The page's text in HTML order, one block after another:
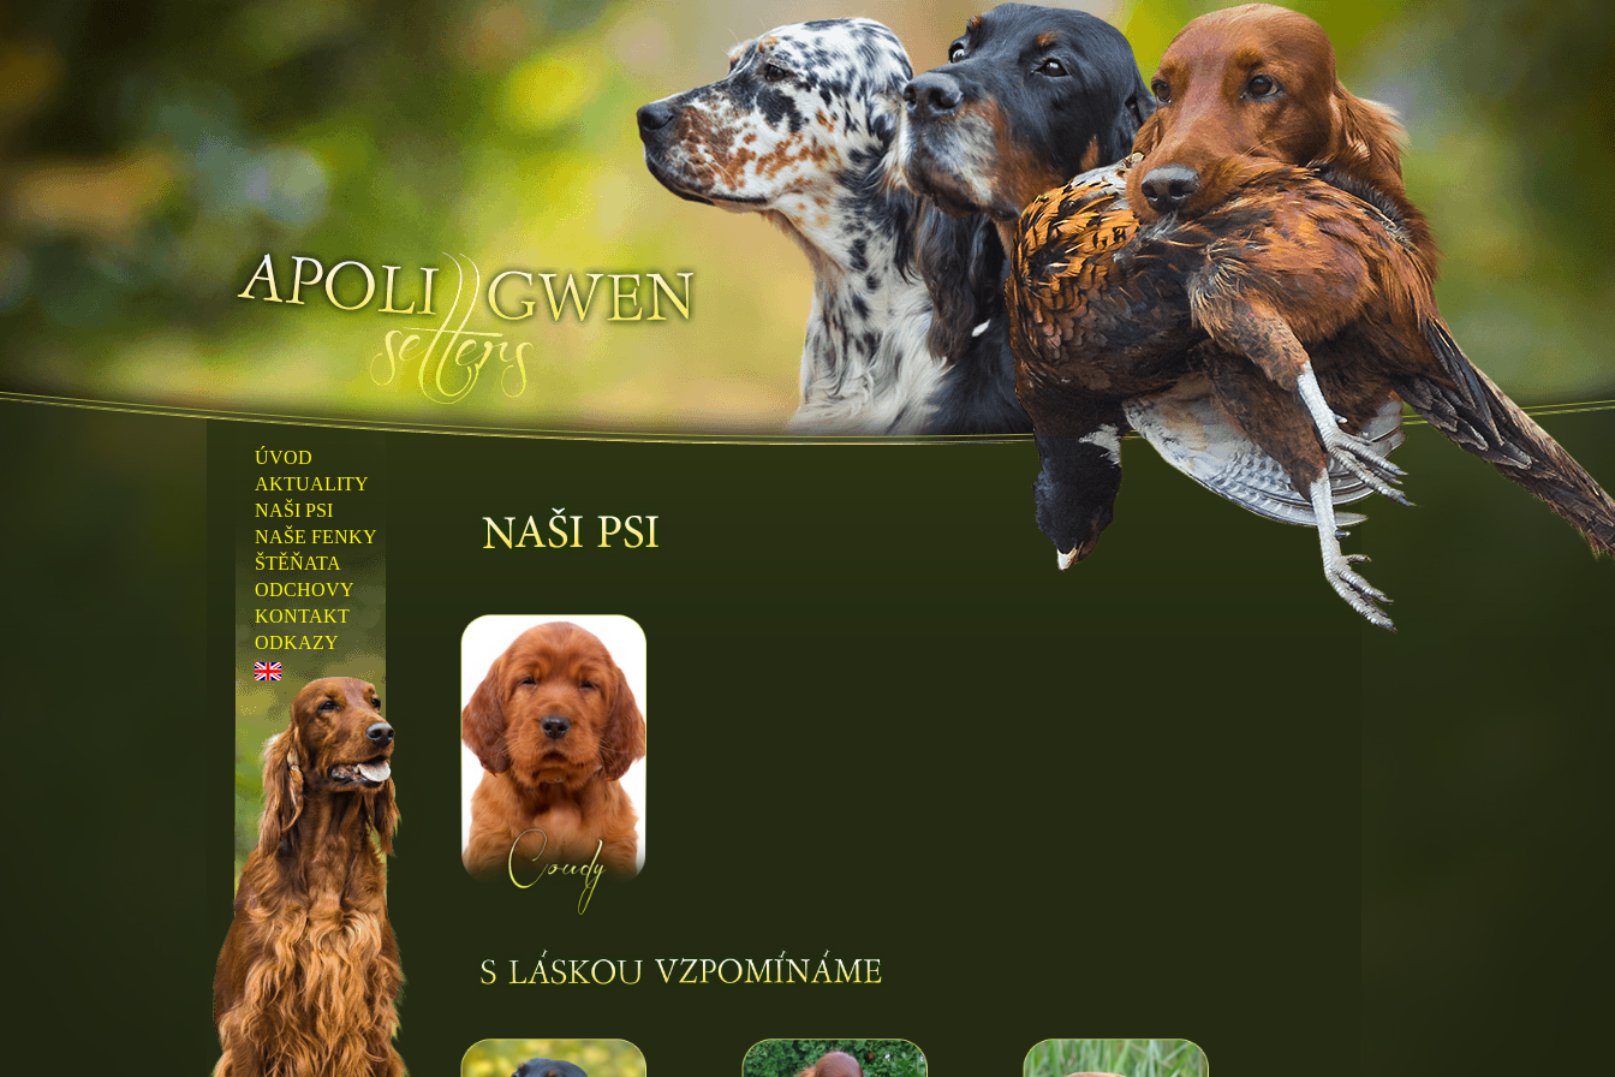
ÚVOD
AKTUALITY
NAŠI PSI
NAŠE FENKY
ŠTĚŇATA
ODCHOVY
KONTAKT
ODKAZY